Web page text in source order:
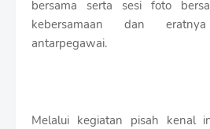
bersama serta sesi foto
kebersamaan dan
antarpegawai.
Melalui kegiatan pisah kenal